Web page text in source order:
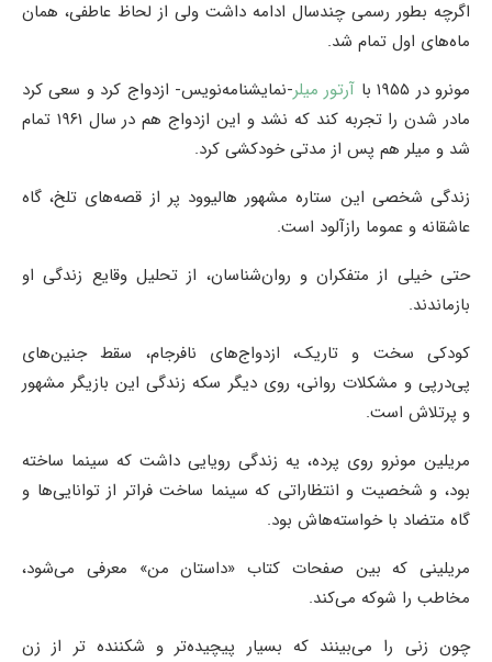
اگرچه بطور رسمی چندسال ادامه داشت ولی از لحاظ عاطفی، همان
ماه‌های اول تمام شد.
مونرو در ۱۹۵۵ با
آرتور میلر-نمایشنامه‌نویس- ازدواج کرد و سعی کرد
مادر شدن را تجربه کند که نشد و این ازدواج هم در سال ۱۹۶۱ تمام
شد و میلر هم پس از مدتی خودکشی کرد.
زندگی شخصی این ستاره مشهور هالیوود پر از قصه‌های تلخ، گاه
عاشقانه و عموما رازآلود است.
حتی خیلی از متفکران و روان‌شناسان، از تحلیل وقایع زندگی او
بازماندند.
کودکی سخت و تاریک، ازدواج‌های نافرجام،‌ سقط جنین‌های
پی‌درپی و مشکلات روانی، روی دیگر سکه‌ زندگی این بازیگر مشهور
و پرتلاش است.
مریلین مونرو روی پرده، یه زندگی رویایی داشت که سینما ساخته
بود، و شخصیت و انتظاراتی که سینما ساخت فراتر از توانایی‌ها و
گاه متضاد با خواسته‌هاش بود.
مریلینی که بین صفحات کتاب «داستان من» معرفی می‌شود،
مخاطب را شوکه می‌کند.
چون زنی را می‌بینند که بسیار پیچیده‌تر و شکننده تر از زن